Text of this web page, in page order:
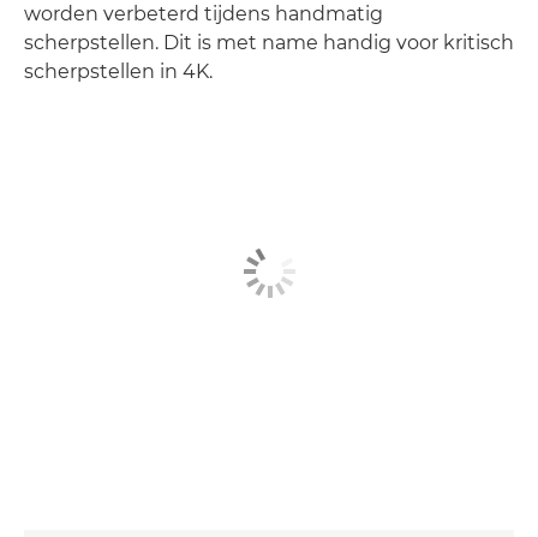
worden verbeterd tijdens handmatig
scherpstellen. Dit is met name handig voor kritisch
scherpstellen in 4K.